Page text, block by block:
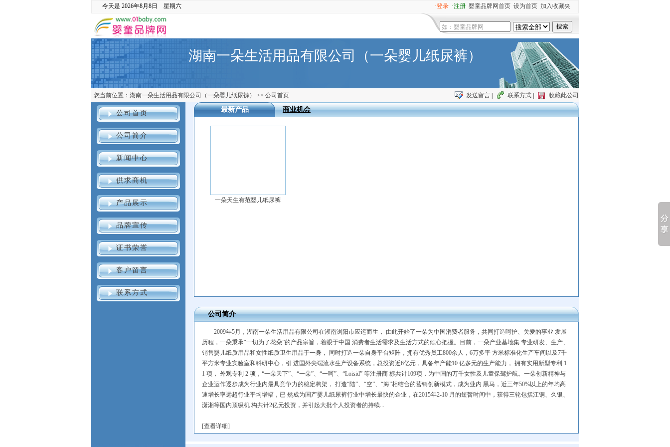
今天是 2026年8月8日 星期六 ·登录 ·注册 婴童品牌网首页 设为首页 加入收藏夹
湖南一朵生活用品有限公司（一朵婴儿纸尿裤）
您当前位置： 湖南一朵生活用品有限公司（一朵婴儿纸尿裤） >> 公司首页 发送留言 联系方式 收藏此公司
公司首页
公司简介
新闻中心
供求商机
产品展示
品牌宣传
证书荣誉
客户留言
联系方式
商业机会
最新产品
一朵天生有范婴儿纸尿裤
公司简介
2009年5月，湖南一朵生活用品有限公司在湖南浏阳市应运而生， 由此开始了一朵为中国消费者服务，共同打造呵护、关爱的事业 发展
历程，一朵秉承“一切为了花朵”的产品宗旨，着眼于中国 消费者生活需求及生活方式的倾心把握。目前，一朵产业基地集 专业研发、生产、
销售婴儿纸质用品和女性纸质卫生用品于一身， 同时打造一朵自身平台矩阵，拥有优秀员工800余人，6万多平 方米标准化生产车间以及7千
平方米专业实验室和科研中心，引 进国外尖端流水生产设备系统，总投资近6亿元，具备年产能10 亿多元的生产能力， 拥有实用新型专利 1
1 项， 外观专利 2 项，“一朵天下”、“一朵”、“一呵”、“Loisid” 等注册商 标共计109项，为中国的万千女性及儿童保驾护航。一朵创新精神与
企业运作逐步成为行业内最具竞争力的稳定构架， 打造“陆”、“空”、“海”相结合的营销创新模式，成为业内 黑马，近三年50%以上的年均高
速增长率远超行业平均增幅，已 然成为国产婴儿纸尿裤行业中增长最快的企业，在2015年2-10 月的短暂时间中，获得三轮包括江铜、久银、
潇湘等国内顶级机 构共计2亿元投资，并引起大批个人投资者的持续...
[查看详细]